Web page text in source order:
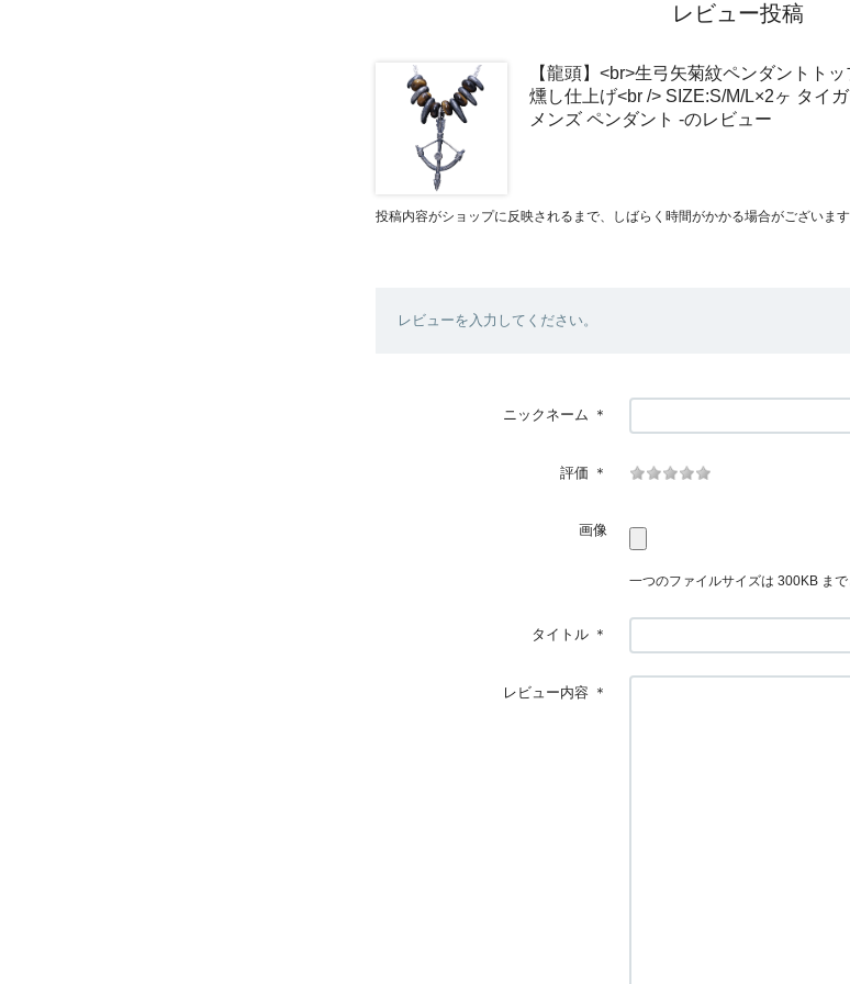
レビュー投稿
【龍頭】<br>生弓矢菊紋ペンダントト
燻し仕上げ<br /> SIZE:S/M/L×2ヶ タイ
メンズ ペンダント -のレビュー
投稿内容がショップに反映されるまで、しばらく時間がかかる場合がございます
レビューを入力してください。
ニックネーム ＊
評価 ＊
画像
一つのファイルサイズは 300KB まで
タイトル ＊
レビュー内容 ＊